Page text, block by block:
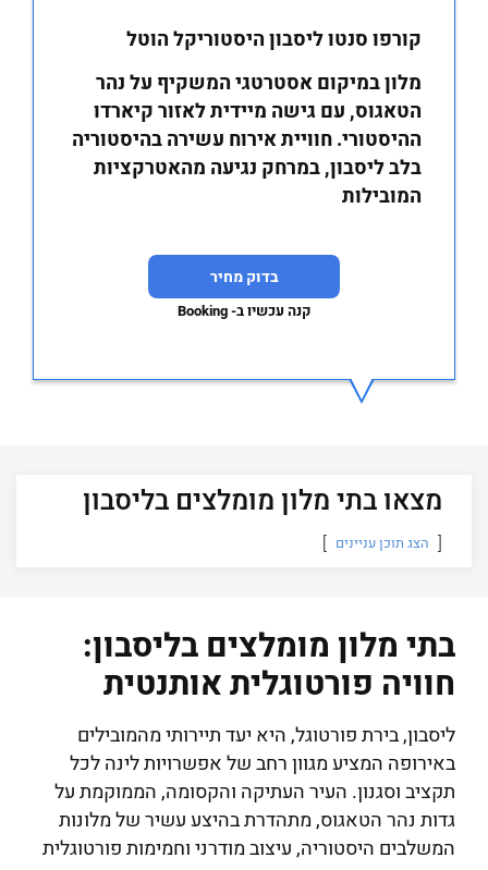
קורפו סנטו ליסבון היסטוריקל הוטל
מלון במיקום אסטרטגי המשקיף על נהר
הטאגוס, עם גישה מיידית לאזור קיארדו
ההיסטורי. חוויית אירוח עשירה בהיסטוריה
בלב ליסבון, במרחק נגיעה מהאטרקציות
המובילות
בדוק מחיר
קנה עכשיו ב- Booking
מצאו בתי מלון מומלצים בליסבון
הצג תוכן עניינים
בתי מלון מומלצים בליסבון:
חוויה פורטוגלית אותנטית
ליסבון, בירת פורטוגל, היא יעד תיירותי מהמובילים
באירופה המציע מגוון רחב של אפשרויות לינה לכל
תקציב וסגנון. העיר העתיקה והקסומה, הממוקמת על
גדות נהר הטאגוס, מתהדרת בהיצע עשיר של מלונות
המשלבים היסטוריה, עיצוב מודרני וחמימות פורטוגלית